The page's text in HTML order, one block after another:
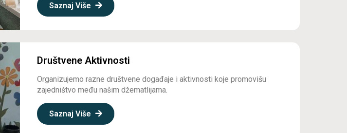
Saznaj Više
Društvene Aktivnosti
Organizujemo razne društvene događaje i aktivnosti koje promovišu
zajedništvo među našim džematlijama.
Saznaj Više